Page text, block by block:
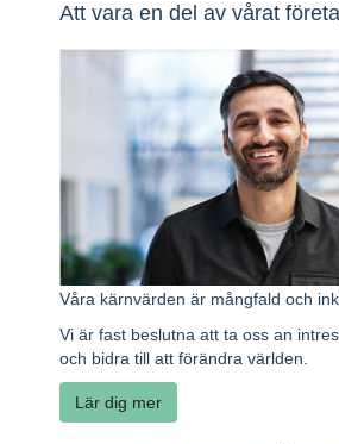
Att vara en del av vårat
Våra kärnvärden är mångfald och
Vi är fast beslutna att ta oss an
och bidra till att förändra världen.
Lär dig mer